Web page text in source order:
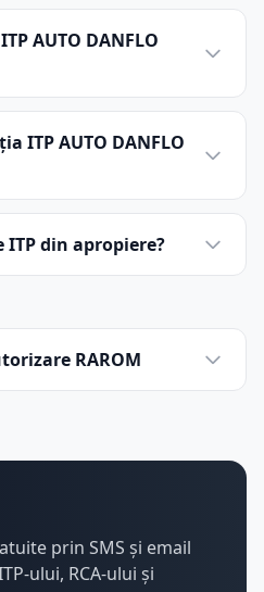
AUTO DANFLO
ITP AUTO DANFLO
din apropiere?
RAROM
prin SMS și email
ului, RCA-ului și